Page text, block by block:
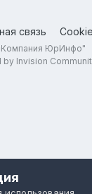
связь Cookie
ЮрИнфо"
by Invision